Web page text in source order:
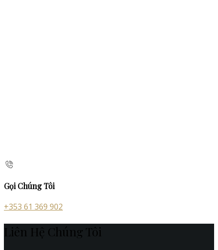
Gọi Chúng Tôi
+353 61 369 902
Liên Hệ Chúng Tôi